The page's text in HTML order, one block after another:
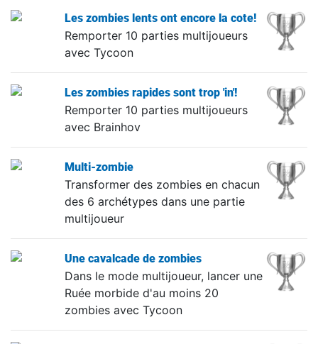
Les zombies lents ont encore la cote!
Remporter 10 parties multijoueurs
avec Tycoon
Les zombies rapides sont trop 'in'!
Remporter 10 parties multijoueurs
avec Brainhov
Multi-zombie
Transformer des zombies en chacun
des 6 archétypes dans une partie
multijoueur
Une cavalcade de zombies
Dans le mode multijoueur, lancer une
Ruée morbide d'au moins 20
zombies avec Tycoon